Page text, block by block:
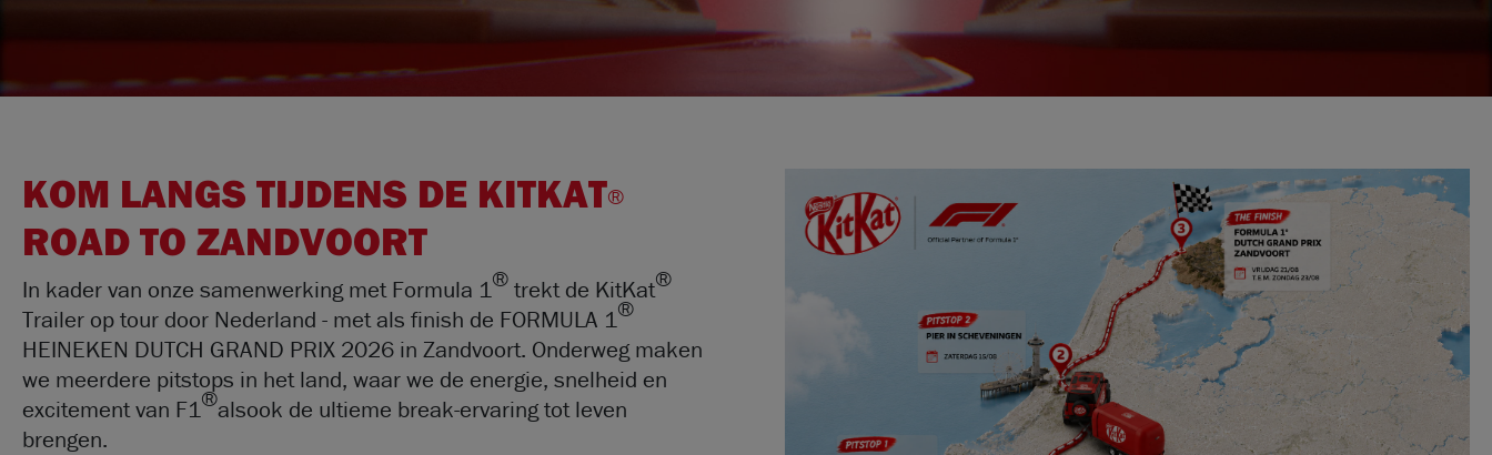
KOM LANGS TIJDENS DE KITKAT®
ROAD TO ZANDVOORT
In kader van onze samenwerking met Formula 1® trekt de KitKat®
Trailer op tour door Nederland - met als finish de FORMULA 1®
HEINEKEN DUTCH GRAND PRIX 2026 in Zandvoort. Onderweg maken
we meerdere pitstops in het land, waar we de energie, snelheid en
excitement van F1®alsook de ultieme break-ervaring tot leven
brengen. ​